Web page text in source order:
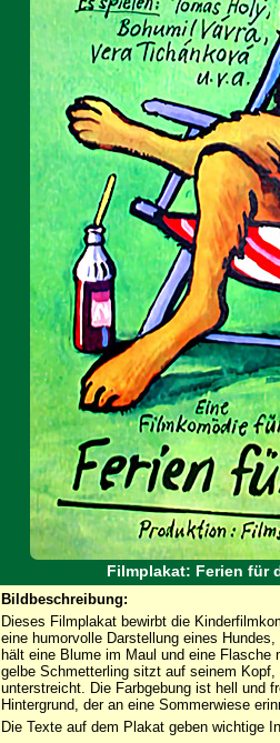
Filmplakat: Ferien für
Bildbeschreibung:
Dieses Filmplakat bewirbt die
eine humorvolle Darstellung eines
hält eine Blume im Maul und eine
gelbe Schmetterling sitzt auf seinem
unterstreicht. Die Farbgebung ist hell und
Hintergrund, der an eine Sommerwiese
Die Texte auf dem Plakat geben wichtige